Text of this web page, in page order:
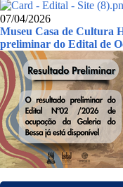
07/04/2026
Museu Casa de Cultura
preliminar do Edital de